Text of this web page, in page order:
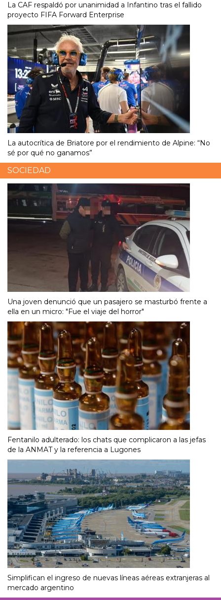
La CAF respaldó por unanimidad a Infantino tras el fallido
proyecto FIFA Forward Enterprise
La autocrítica de Briatore por el rendimiento de Alpine: “No
sé por qué no ganamos”
SOCIEDAD
Una joven denunció que un pasajero se masturbó frente a
ella en un micro: "Fue el viaje del horror"
Fentanilo adulterado: los chats que complicaron a las jefas
de la ANMAT y la referencia a Lugones
Simplifican el ingreso de nuevas líneas aéreas extranjeras al
mercado argentino